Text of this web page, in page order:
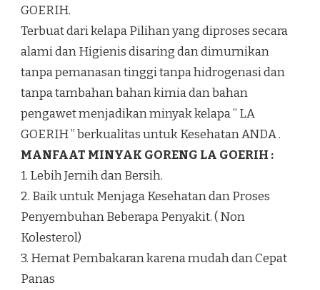
GOERIH.
Terbuat dari kelapa Pilihan yang diproses secara
alami dan Higienis disaring dan dimurnikan
tanpa pemanasan tinggi tanpa hidrogenasi dan
tanpa tambahan bahan kimia dan bahan
pengawet menjadikan minyak kelapa ” LA
GOERIH ” berkualitas untuk Kesehatan ANDA .
MANFAAT MINYAK GORENG LA GOERIH :
1. Lebih Jernih dan Bersih.
2. Baik untuk Menjaga Kesehatan dan Proses
Penyembuhan Beberapa Penyakit. ( Non
Kolesterol)
3. Hemat Pembakaran karena mudah dan Cepat
Panas